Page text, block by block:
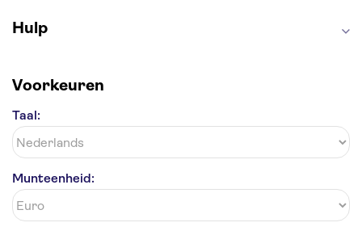
Hulp
Voorkeuren
Taal:
Munteenheid: